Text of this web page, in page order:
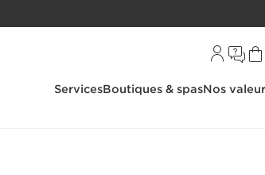
ServicesBoutiques & spasNos